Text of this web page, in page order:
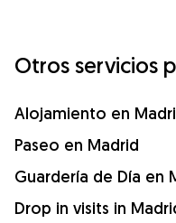
Otros servicios
Alojamiento en
Paseo en Madrid
Guardería de Día en
Drop in visits in